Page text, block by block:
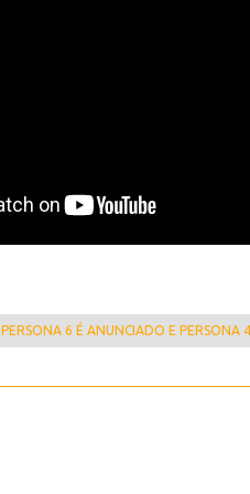
PERSONA 6 É ANUNCIADO E PERSONA